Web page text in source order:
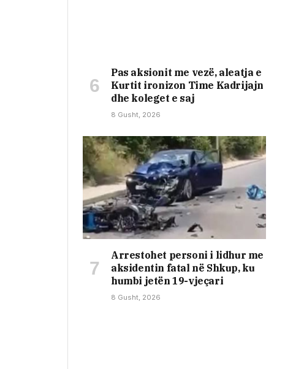
Pas aksionit me vezë, aleatja e
Kurtit ironizon Time Kadrijajn
dhe koleget e saj
8 Gusht, 2026
Arrestohet personi i lidhur me
aksidentin fatal në Shkup, ku
humbi jetën 19-vjeçari
8 Gusht, 2026